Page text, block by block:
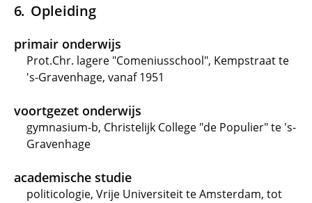
Opleiding
primair onderwijs
Prot.Chr. lagere "Comeniusschool", Kempstraat te
's-Gravenhage, vanaf 1951
voortgezet onderwijs
gymnasium-b, Christelijk College "de Populier" te 's-
Gravenhage
academische studie
politicologie, Vrije Universiteit te Amsterdam, tot